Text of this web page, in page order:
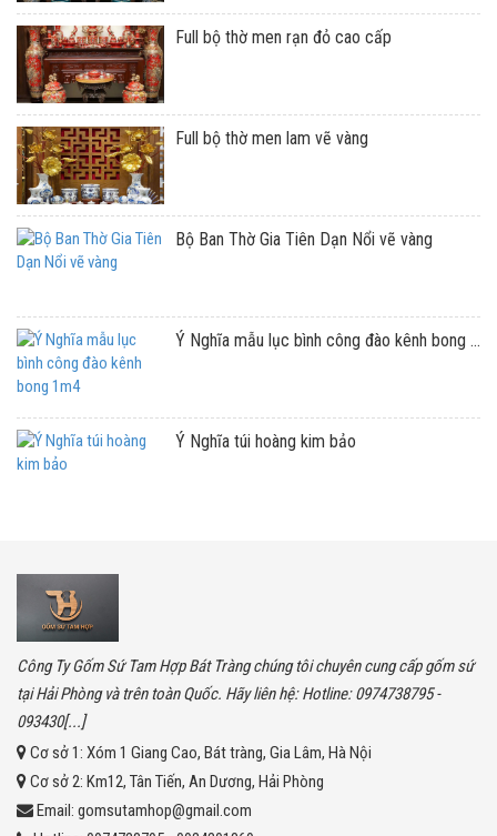
Full bộ thờ men rạn đỏ cao cấp
Full bộ thờ men lam vẽ vàng
Bộ Ban Thờ Gia Tiên Dạn Nổi vẽ vàng
Ý Nghĩa mẫu lục bình công đào kênh bong ...
Ý Nghĩa túi hoàng kim bảo
Công Ty Gốm Sứ Tam Hợp Bát Tràng chúng tôi chuyên cung cấp gốm sứ
tại Hải Phòng và trên toàn Quốc. Hãy liên hệ: Hotline: 0974738795 -
093430[...]
Cơ sở 1: Xóm 1 Giang Cao, Bát tràng, Gia Lâm, Hà Nội
Cơ sở 2: Km12, Tân Tiến, An Dương, Hải Phòng
Email: gomsutamhop@gmail.com